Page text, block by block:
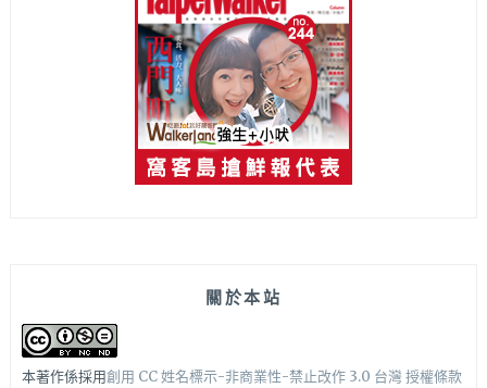
關於本站
本著作係採用創用 CC 姓名標示-非商業性-禁止改作 3.0 台灣 授權條款